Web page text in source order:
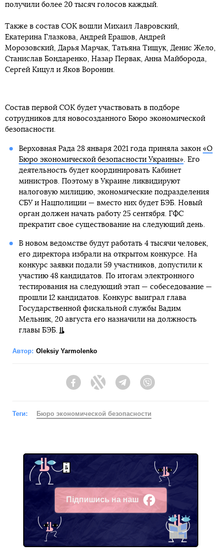
получили более 20 тысяч голосов каждый.
Также в состав СОК вошли Михаил Лавровский,
Екатерина Глазкова, Андрей Ерашов, Андрей
Морозовский, Дарья Марчак, Татьяна Тищук, Денис Жело,
Станислав Бондаренко, Назар Первак, Анна Майборода,
Сергей Кицул и Яков Воронин.
Состав первой СОК будет участвовать в подборе
сотрудников для новосозданного Бюро экономической
безопасности.
Верховная Рада 28 января 2021 года приняла закон «О
Бюро экономической безопасности Украины». Его
деятельность будет координировать Кабинет
министров. Поэтому в Украине ликвидируют
налоговую милицию, экономические подразделения
СБУ и Нацполиции — вместо них будет БЭБ. Новый
орган должен начать работу 25 сентября. ГФС
прекратит свое существование на следующий день.
В новом ведомстве будут работать 4 тысячи человек,
его директора избрали на открытом конкурсе. На
конкурс заявки подали 59 участников, допустили к
участию 48 кандидатов. По итогам электронного
тестирования на следующий этап — собеседование —
прошли 12 кандидатов. Конкурс выиграл глава
Государственной фискальной службы Вадим
Мельник, 20 августа его назначили на должность
главы БЭБ.
Автор: Oleksiy Yarmolenko
FacebookTwitter Telegram
Теги: Бюро экономической безопасности
Підпишись на наш
Facebook